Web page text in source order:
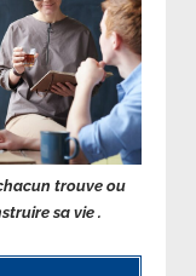
trouve ou
sa vie .